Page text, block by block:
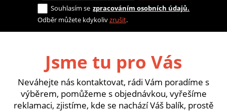
Souhlasím se zpracováním osobních údajů.
Odběr můžete kdykolivzrušit.
Jsme tu pro Vás
Neváhejte nás kontaktovat, rádi Vám poradíme s
výběrem, pomůžeme s objednávkou, vyřešíme
reklamaci, zjistíme, kde se nachází Váš balík, prostě